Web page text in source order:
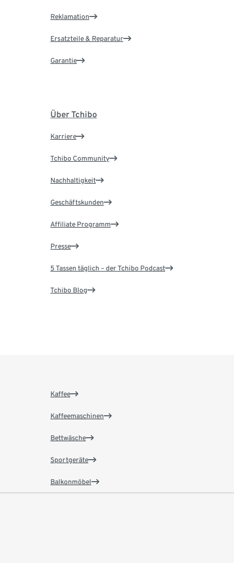
Reklamation
Ersatzteile & Reparatur
Garantie
Über Tchibo
Karriere
Tchibo Community
Nachhaltigkeit
Geschäftskunden
Affiliate Programm
Presse
5 Tassen täglich – der Tchibo Podcast
Tchibo Blog
Kaffee
Kaffeemaschinen
Bettwäsche
Sportgeräte
Balkonmöbel